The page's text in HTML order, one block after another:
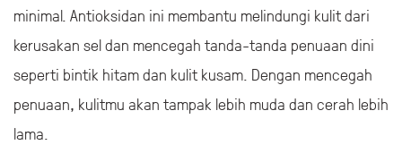
minimal. Antioksidan ini membantu melindungi kulit dari
kerusakan sel dan mencegah tanda-tanda penuaan dini
seperti bintik hitam dan kulit kusam. Dengan mencegah
penuaan, kulitmu akan tampak lebih muda dan cerah lebih
lama.